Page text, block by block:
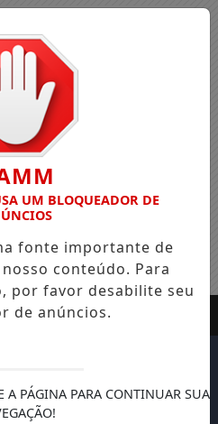
UM BLOQUEADOR DE
fonte importante de
conteúdo. Para
por favor desabilite seu
de anúncios.
A PÁGINA PARA CONTINUAR SUA